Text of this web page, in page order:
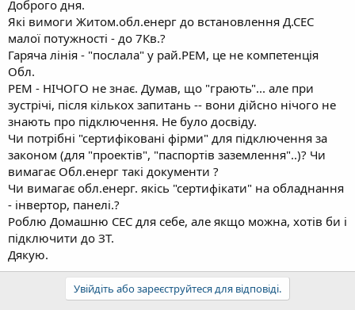
Доброго дня.
Які вимоги Житом.обл.енерг до встановлення Д.СЕС
малої потужності - до 7Кв.?
Гаряча лінія - "послала" у рай.РЕМ, це не компетенція
Обл.
РЕМ - НІЧОГО не знає. Думав, що "грають"... але при
зустрічі, після кількох запитань -- вони дійсно нічого не
знають про підключення. Не було досвіду.
Чи потрібні "сертифіковані фірми" для підключення за
законом (для "проектів", "паспортів заземлення"..)? Чи
вимагає Обл.енерг такі документи ?
Чи вимагає обл.енерг. якісь "сертифікати" на обладнання
- інвертор, панелі.?
Роблю Домашню СЕС для себе, але якщо можна, хотів би і
підключити до ЗТ.
Дякую.
Увійдіть або зареєструйтеся для відповіді.